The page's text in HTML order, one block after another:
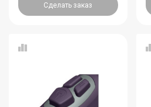
Сделать заказ